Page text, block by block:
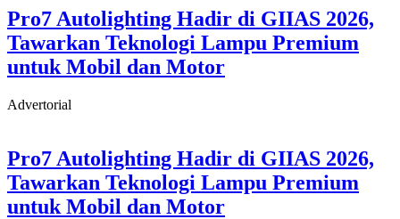
Pro7 Autolighting Hadir di GIIAS 2026,
Tawarkan Teknologi Lampu Premium
untuk Mobil dan Motor
Advertorial
Pro7 Autolighting Hadir di GIIAS 2026,
Tawarkan Teknologi Lampu Premium
untuk Mobil dan Motor